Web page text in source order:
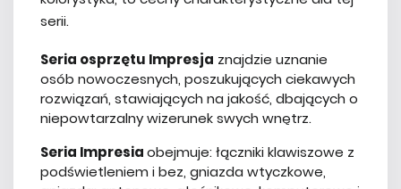
serii.
Seria osprzętu Impresja znajdzie uznanie
osób nowoczesnych, poszukujących ciekawych
rozwiązań, stawiających na jakość, dbających o
niepowtarzalny wizerunek swych wnętrz.
Seria Impresiaobejmuje: łączniki klawiszowe z
podświetleniem i bez, gniazda wtyczkowe,